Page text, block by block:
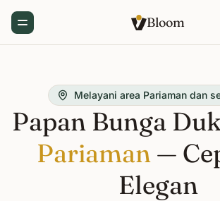
Toggle Menu Bloom
Melayani area Pariaman dan
Papan Bunga
Pariaman—
Elegan